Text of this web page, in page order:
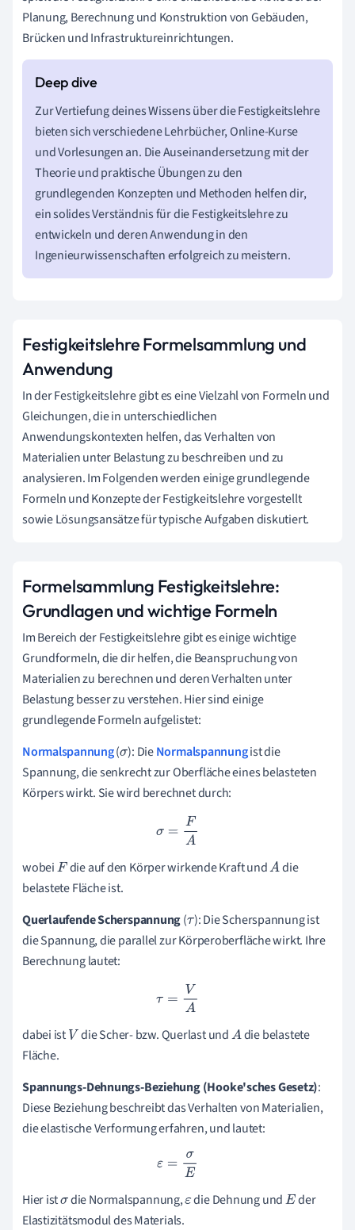
Planung, Berechnung und Konstruktion von Gebäuden,
Brücken und Infrastruktureinrichtungen.
Zur Vertiefung deines Wissens über die Festigkeitslehre
bieten sich verschiedene Lehrbücher, Online-Kurse
und Vorlesungen an. Die Auseinandersetzung mit der
Theorie und praktische Übungen zu den
grundlegenden Konzepten und Methoden helfen dir,
ein solides Verständnis für die Festigkeitslehre zu
entwickeln und deren Anwendung in den
Ingenieurwissenschaften erfolgreich zu meistern.
Festigkeitslehre Formelsammlung und
Anwendung
In der Festigkeitslehre gibt es eine Vielzahl von Formeln und
Gleichungen, die in unterschiedlichen
Anwendungskontexten helfen, das Verhalten von
Materialien unter Belastung zu beschreiben und zu
analysieren. Im Folgenden werden einige grundlegende
Formeln und Konzepte der Festigkeitslehre vorgestellt
sowie Lösungsansätze für typische Aufgaben diskutiert.
Formelsammlung Festigkeitslehre:
Grundlagen und wichtige Formeln
Im Bereich der Festigkeitslehre gibt es einige wichtige
Grundformeln, die dir helfen, die Beanspruchung von
Materialien zu berechnen und deren Verhalten unter
Belastung besser zu verstehen. Hier sind einige
grundlegende Formeln aufgelistet:
Normalspannung(σ): DieNormalspannungist die
Spannung, die senkrecht zur Oberfläche eines belasteten
Körpers wirkt. Sie wird berechnet durch:
σ=F A
wobeiF die auf den Körper wirkende Kraft undA die
belastete Fläche ist.
Querlaufende Scherspannung(τ): Die Scherspannung ist
die Spannung, die parallel zur Körperoberfläche wirkt. Ihre
Berechnung lautet:
τ=V A
dabei ist V die Scher- bzw. Querlast undA die belastete
Fläche.
Spannungs-Dehnungs-Beziehung (Hooke'sches Gesetz):
Diese Beziehung beschreibt das Verhalten von Materialien,
die elastische Verformung erfahren, und lautet:
ε=σE
Hier istσdie Normalspannung,εdie Dehnung undE der
Elastizitätsmodul des Materials.